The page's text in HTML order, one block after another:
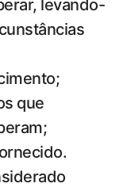
levando-
que